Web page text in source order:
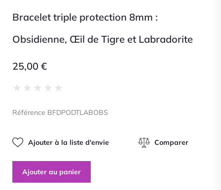
Bracelet triple protection 8mm :
Obsidienne, Œil de Tigre et Labradorite
25,00 €
★ ★ ★ ★ ★
5
Référence BFDPODTLABOBS
Ajouter à la liste d'envie Comparer
Ajouter au panier